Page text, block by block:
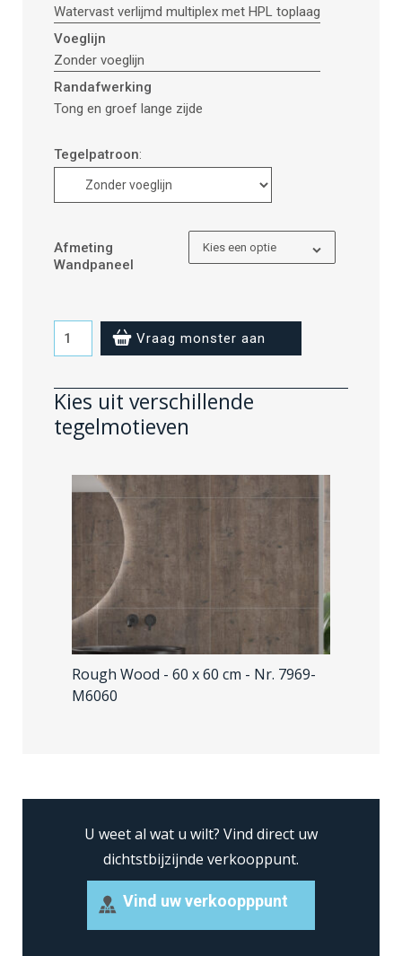
Watervast verlijmd multiplex met HPL toplaag
Voeglijn
Zonder voeglijn
Randafwerking
Tong en groef lange zijde
Tegelpatroon:
Afmeting
Wandpaneel
Kies een optie
Rough
Wood
zonder
voeglijn
Vraag monster aan
Kies uit verschillende
tegelmotieven
Rough Wood - 60 x 60 cm - Nr. 7969-
M6060
U weet al wat u wilt? Vind direct uw
dichtstbijzijnde verkooppunt.
Vind uw verkoopppunt